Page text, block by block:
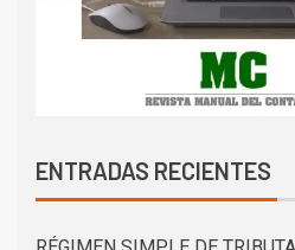
ENTRADAS RECIENTES